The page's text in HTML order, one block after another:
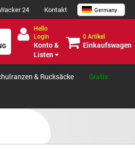
24 Kontakt Germany
Hello
Login
Konto &
Listen
0 Artikel
Einkaufswagen
& Rucksäcke Gratis